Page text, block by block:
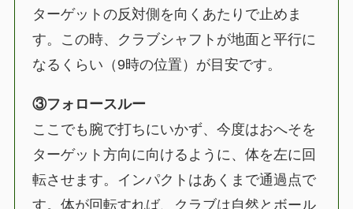
ターゲットの反対側を向くあたりで止めま
す。この時、クラブシャフトが地面と平行に
なるくらい（9時の位置）が目安です。
③フォロースルー
ここでも腕で打ちにいかず、今度はおへそを
ターゲット方向に向けるように、体を左に回
転させます。インパクトはあくまで通過点で
す。体が回転すれば、クラブは自然とボール